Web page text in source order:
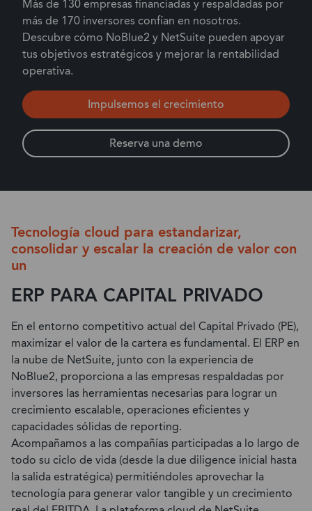
Impulsemos el crecimiento
Reserva una demo
Más de 130 empresas financiadas y respaldadas por
más de 170 inversores confían en nosotros.
Descubre cómo NoBlue2 y NetSuite pueden apoyar
tus objetivos estratégicos y mejorar la rentabilidad
operativa.
Tecnología cloud para estandarizar,
consolidar y escalar la creación de valor con
un
ERP PARA CAPITAL PRIVADO
En el entorno competitivo actual del Capital Privado (PE),
maximizar el valor de la cartera es fundamental. El ERP en
la nube de NetSuite, junto con la experiencia de
NoBlue2, proporciona a las empresas respaldadas por
inversores las herramientas necesarias para lograr un
crecimiento escalable, operaciones eficientes y
capacidades sólidas de reporting.
Acompañamos a las compañías participadas a lo largo de
todo su ciclo de vida (desde la due diligence inicial hasta
la salida estratégica) permitiéndoles aprovechar la
tecnología para generar valor tangible y un crecimiento